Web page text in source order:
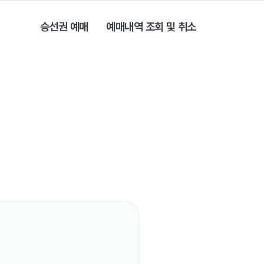
승선권 예매 예매내역 조회 및 취소